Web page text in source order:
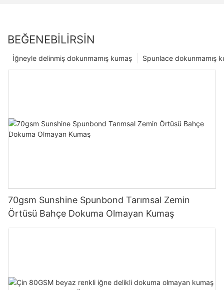
BEĞENEBILIRSIN
Spunlace dokunmamış
İğneyle delinmiş dokunmamış kumaş
70gsm Sunshine Spunbond Tarımsal Zemin
Örtüsü Bahçe Dokuma Olmayan Kumaş